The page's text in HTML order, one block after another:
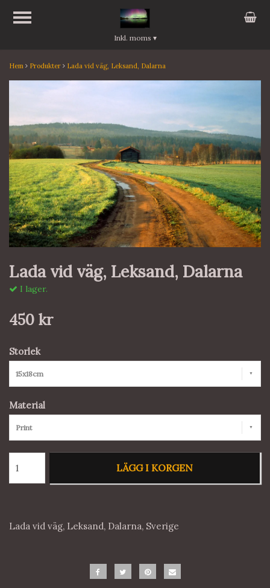
Hem Produkter Lada vid väg, Leksand, Dalarna
Lada vid väg, Leksand, Dalarna
I lager.
450 kr
Storlek
15x18cm
Material
Print
LÄGG I KORGEN
Lada vid väg, Leksand, Dalarna, Sverige
Inkl. moms ▾